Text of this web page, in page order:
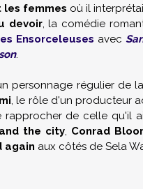
les femmes où il
devoir, la comédie
Ensorceleuses avec
.
personnage régulier de
, le rôle d'un producteur
de celle qu'il
the city, Conrad
again aux côtés de Sela